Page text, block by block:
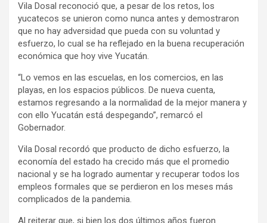
Vila Dosal reconoció que, a pesar de los retos, los
yucatecos se unieron como nunca antes y demostraron
que no hay adversidad que pueda con su voluntad y
esfuerzo, lo cual se ha reflejado en la buena recuperación
económica que hoy vive Yucatán.
“Lo vemos en las escuelas, en los comercios, en las
playas, en los espacios públicos. De nueva cuenta,
estamos regresando a la normalidad de la mejor manera y
con ello Yucatán está despegando”, remarcó el
Gobernador.
Vila Dosal recordó que producto de dicho esfuerzo, la
economía del estado ha crecido más que el promedio
nacional y se ha logrado aumentar y recuperar todos los
empleos formales que se perdieron en los meses más
complicados de la pandemia.
Al reiterar que, si bien los dos últimos años fueron